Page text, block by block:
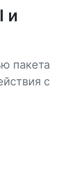
и
пакета
с